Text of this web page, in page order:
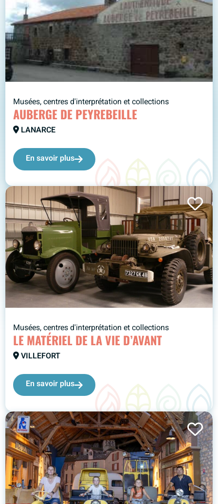
Musées, centres d'interprétation et collections
AUBERGE DE PEYREBEILLE
LANARCE
En savoir plus
Musées, centres d'interprétation et collections
LE MATÉRIEL DE LA VIE D’AVANT
VILLEFORT
En savoir plus